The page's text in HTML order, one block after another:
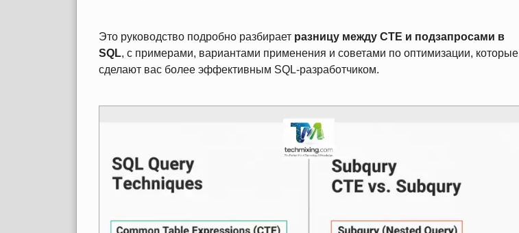
Это руководство подробно разбирает разницу между CTE и подзапросами в
SQL, с примерами, вариантами применения и советами по оптимизации, которые
сделают вас более эффективным SQL‑разработчиком.